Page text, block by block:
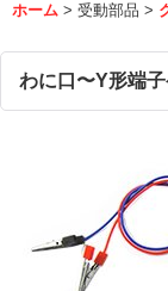
ホーム > 受動部品 >
わに口〜Y形端